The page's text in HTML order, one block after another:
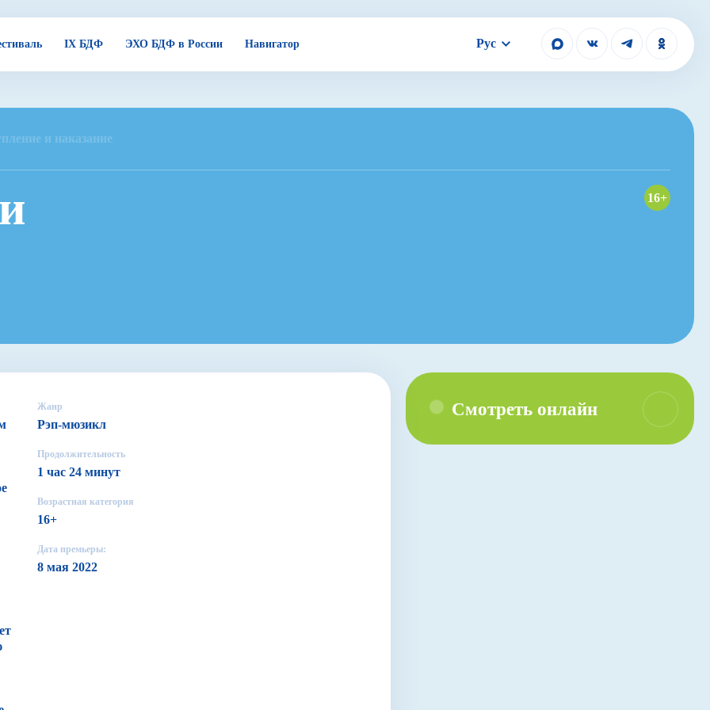
IX БДФ ЭХО БДФ в России Навигатор Рус
и наказание
16+
Смотреть онлайн
Жанр
Рэп-мюзикл
Продолжительность
1 час 24 минут
Возрастная категория
16+
Дата премьеры:
8 мая 2022